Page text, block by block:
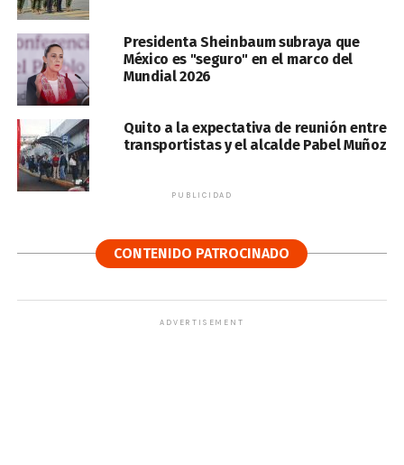
Presidenta Sheinbaum subraya que
México es "seguro" en el marco del
Mundial 2026
Quito a la expectativa de reunión entre
transportistas y el alcalde Pabel Muñoz
PUBLICIDAD
CONTENIDO PATROCINADO
ADVERTISEMENT